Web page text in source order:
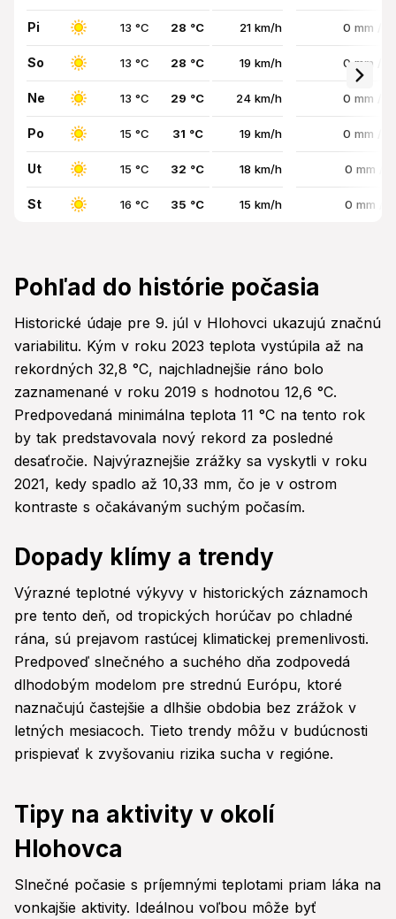
Pi 13 °C 28 °C 21 km/h 0 mm /
So 13 °C 28 °C 19 km/h 0 mm /
Ne 13 °C 29 °C 24 km/h 0 mm /
Po 15 °C 31 °C 19 km/h 0 mm /
Ut 15 °C 32 °C 18 km/h 0 mm /
St 16 °C 35 °C 15 km/h 0 mm /
Pohľad do histórie počasia
Historické údaje pre 9. júl v Hlohovci ukazujú značnú
variabilitu. Kým v roku 2023 teplota vystúpila až na
rekordných 32,8 °C, najchladnejšie ráno bolo
zaznamenané v roku 2019 s hodnotou 12,6 °C.
Predpovedaná minimálna teplota 11 °C na tento rok
by tak predstavovala nový rekord za posledné
desaťročie. Najvýraznejšie zrážky sa vyskytli v roku
2021, kedy spadlo až 10,33 mm, čo je v ostrom
kontraste s očakávaným suchým počasím.
Dopady klímy a trendy
Výrazné teplotné výkyvy v historických záznamoch
pre tento deň, od tropických horúčav po chladné
rána, sú prejavom rastúcej klimatickej premenlivosti.
Predpoveď slnečného a suchého dňa zodpovedá
dlhodobým modelom pre strednú Európu, ktoré
naznačujú častejšie a dlhšie obdobia bez zrážok v
letných mesiacoch. Tieto trendy môžu v budúcnosti
prispievať k zvyšovaniu rizika sucha v regióne.
Tipy na aktivity v okolí
Hlohovca
Slnečné počasie s príjemnými teplotami priam láka na
vonkajšie aktivity. Ideálnou voľbou môže byť